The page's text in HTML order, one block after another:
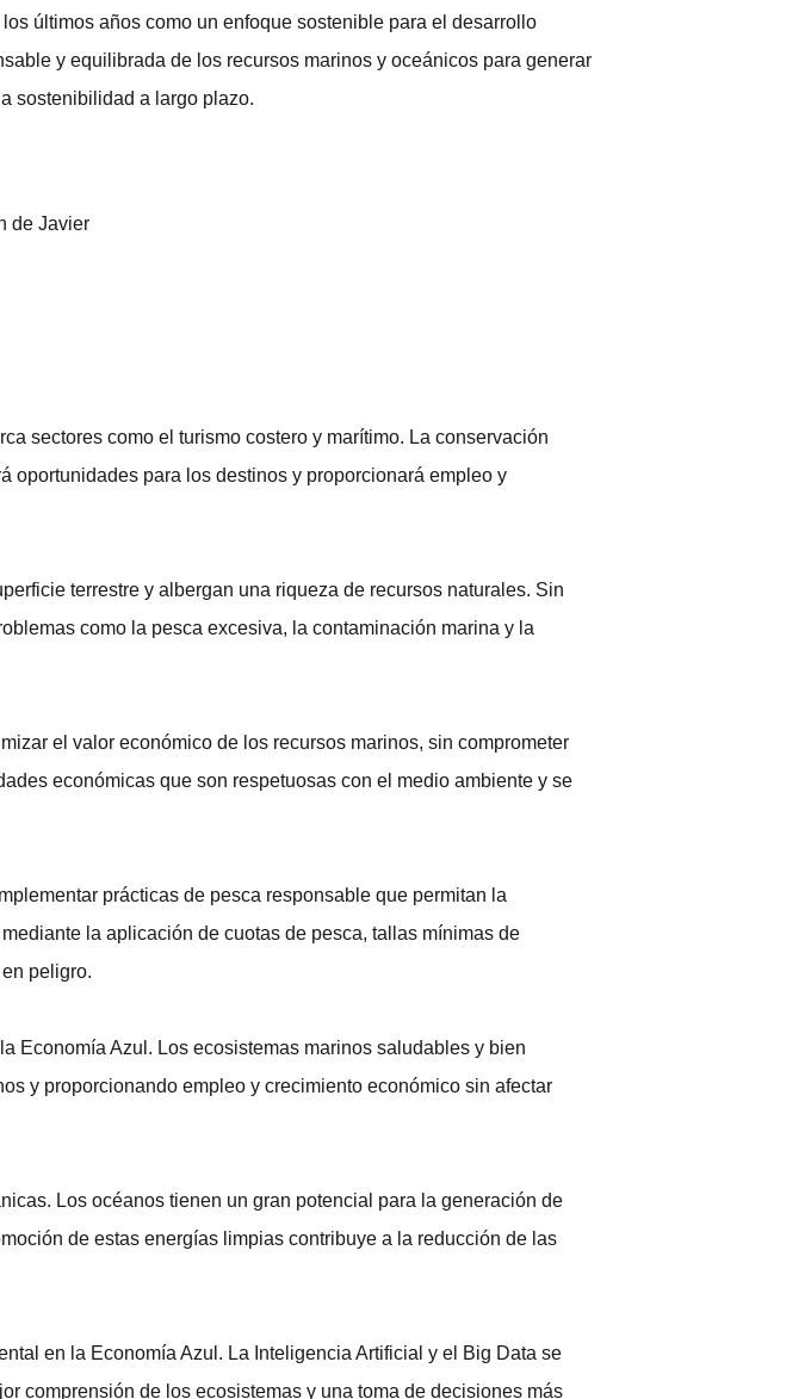
últimos años como un enfoque sostenible para el desarrollo
y equilibrada de los recursos marinos y oceánicos para generar
sostenibilidad a largo plazo.
sectores como el turismo costero y marítimo. La conservación
oportunidades para los destinos y proporcionará empleo y
terrestre y albergan una riqueza de recursos naturales. Sin
como la pesca excesiva, la contaminación marina y la
el valor económico de los recursos marinos, sin comprometer
económicas que son respetuosas con el medio ambiente y se
prácticas de pesca responsable que permitan la
la aplicación de cuotas de pesca, tallas mínimas de
peligro.
Economía Azul. Los ecosistemas marinos saludables y bien
y proporcionando empleo y crecimiento económico sin afectar
Los océanos tienen un gran potencial para la generación de
de estas energías limpias contribuye a la reducción de las
en la Economía Azul. La Inteligencia Artificial y el Big Data se
comprensión de los ecosistemas y una toma de decisiones más